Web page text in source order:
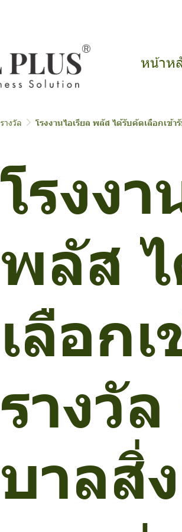
หน้าห
รางวัล โรงงานไอเรียล พลัส ได้รับคัดเลือกเข้
โรงงา
พลัส
เลือก
รางวั
บาลสิ่